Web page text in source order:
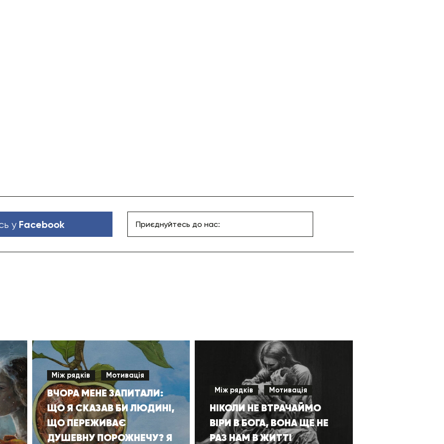
у Facebook Приєднуйтесь до нас:
Між рядків Мотивація
ВЧОРА МЕНЕ ЗАПИТАЛИ:
ЩО Я СКАЗАВ БИ ЛЮДИНІ,
ЩО ПЕРЕЖИВАЄ
ДУШЕВНУ ПОРОЖНЕЧУ? Я
Між рядків Мотивація
НІКОЛИ НЕ ВТРАЧАЙМО
ВІРИ В БОГА, ВОНА ЩЕ НЕ
РАЗ НАМ В ЖИТТІ